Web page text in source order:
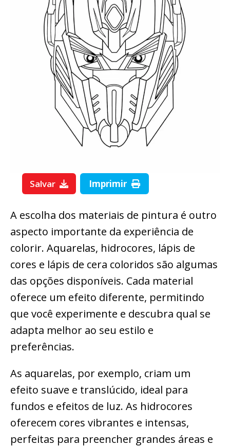
Salvar Imprimir
A escolha dos materiais de pintura é outro
aspecto importante da experiência de
colorir. Aquarelas, hidrocores, lápis de
cores e lápis de cera coloridos são algumas
das opções disponíveis. Cada material
oferece um efeito diferente, permitindo
que você experimente e descubra qual se
adapta melhor ao seu estilo e
preferências.
As aquarelas, por exemplo, criam um
efeito suave e translúcido, ideal para
fundos e efeitos de luz. As hidrocores
oferecem cores vibrantes e intensas,
perfeitas para preencher grandes áreas e